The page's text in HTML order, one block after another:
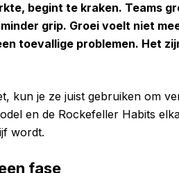
begint te kraken. Teams
grip. Groei voelt niet
toevallige problemen. Het
kun je ze juist gebruiken om
en de Rockefeller Habits
wordt.
fase